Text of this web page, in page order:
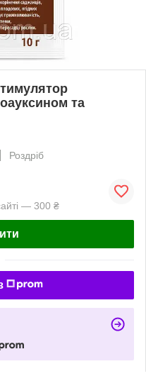
та
Роздріб
— 300 ₴